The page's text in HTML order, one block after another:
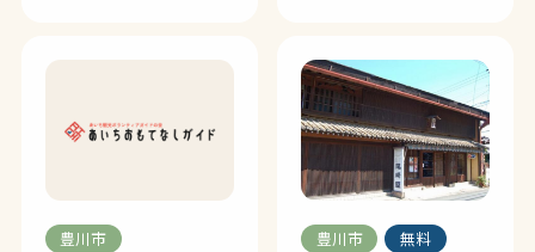
豊川市 豊川市 無料